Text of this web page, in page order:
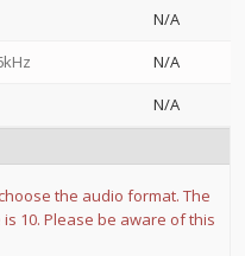
N/A
N/A
N/A
the audio format. The
10. Please be aware of this